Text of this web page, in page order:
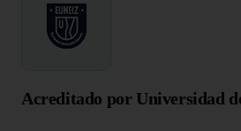
Acreditado por Universidad